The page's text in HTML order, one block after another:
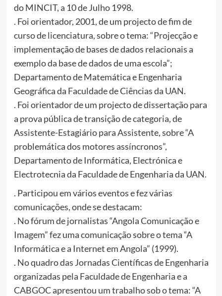
do MINCIT, a 10 de Julho 1998.
. Foi orientador, 2001, de um projecto de fim de
curso de licenciatura, sobre o tema: “Projecção e
implementação de bases de dados relacionais a
exemplo da base de dados de uma escola”;
Departamento de Matemática e Engenharia
Geográfica da Faculdade de Ciências da UAN.
. Foi orientador de um projecto de dissertação para
a prova pública de transição de categoria, de
Assistente-Estagiário para Assistente, sobre “A
problemática dos motores assíncronos”,
Departamento de Informática, Electrónica e
Electrotecnia da Faculdade de Engenharia da UAN.
. Participou em vários eventos e fez várias
comunicações, onde se destacam:
. No fórum de jornalistas “Angola Comunicação e
Imagem” fez uma comunicação sobre o tema “A
Informática e a Internet em Angola” (1999).
. No quadro das Jornadas Científicas de Engenharia
organizadas pela Faculdade de Engenharia e a
CABGOC apresentou um trabalho sob o tema: “A